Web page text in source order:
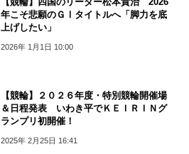
年こそ悲願のＧⅠタイトルへ「脚力を底
上げしたい」
2026年 1月1日 10:00
【競輪】２０２６年度・特別競輪開催場
＆日程発表 いわき平でＫＥＩＲＩＮグ
ランプリ初開催！
2025年 2月25日 16:41